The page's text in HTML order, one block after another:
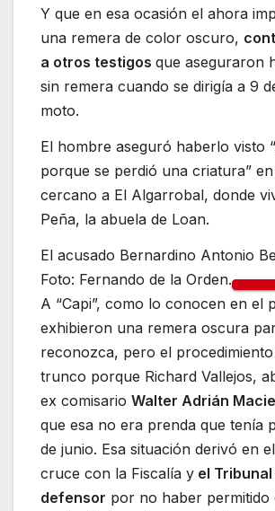
Y que en esa ocasión el ahora
una remera de color oscuro,
a otros testigos que aseguraron
sin remera cuando se dirigía a 9
moto.
El hombre aseguró haberlo visto
porque se perdió una criatura”
cercano a El Algarrobal, donde
Peña, la abuela de Loan.
El acusado Bernardino Antonio
Foto: Fernando de la Orden.
A “Capi”, como lo conocen en el
exhibieron una remera oscura
reconozca, pero el
trunco porque Richard Vallejos,
ex comisario Walter Adrián
que esa no era prenda que tenía
de junio. Esa situación derivó en
cruce con la Fiscalía y el
defensor por no haber permitido